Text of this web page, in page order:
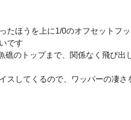
たほうを上に1/0のオフセットフ
です
礁のトップまで、関係なく飛び出
スしてくるので、ワッパーの凄